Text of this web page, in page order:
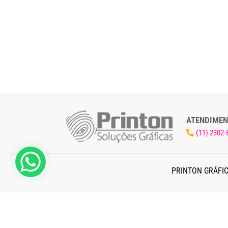
(11) 2302-
PRINTON